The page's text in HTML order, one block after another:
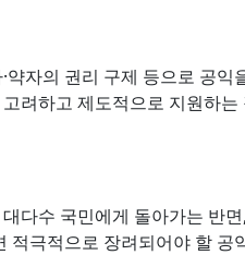
자의 권리 구제 등으로 공익
려하고 제도적으로 지원하는
다수 국민에게 돌아가는 반
극적으로 장려되어야 할 공